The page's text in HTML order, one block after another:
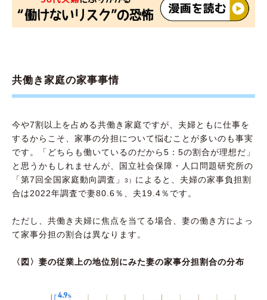
共働き家庭の家事事情
今や7割以上を占める共働き家庭ですが、夫婦ともに仕事を
するからこそ、家事の分担について悩むことが多いのも事実
です。「どちらも働いているのだから5：5の割合が理想だ」
と思うかもしれませんが、国立社会保障・人口問題研究所の
「第7回全国家庭動向調査」
3） によると、夫婦の家事負担割
合は2022年調査で妻80.6％、夫19.4％です。
ただし、共働き夫婦に焦点を当てる場合、妻の働き方によっ
て家事分担の割合は異なります。
〈図〉妻の従業上の地位別にみた妻の家事分担割合の分布